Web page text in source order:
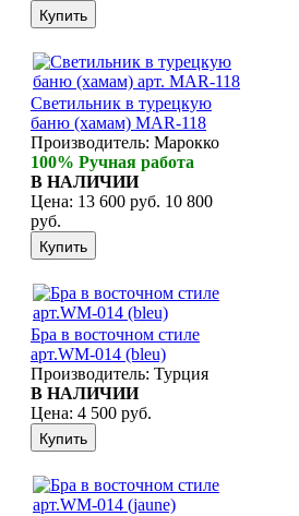
Светильник в турецкую
баню (хамам) MAR-118
Производитель: Марокко
100% Ручная работа
В НАЛИЧИИ
Цена: 13 600 руб. 10 800
руб.
Бра в восточном стиле
арт.WM-014 (bleu)
Производитель: Турция
В НАЛИЧИИ
Цена: 4 500 руб.